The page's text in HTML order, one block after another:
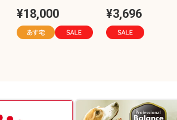
¥18,000 ¥3,696